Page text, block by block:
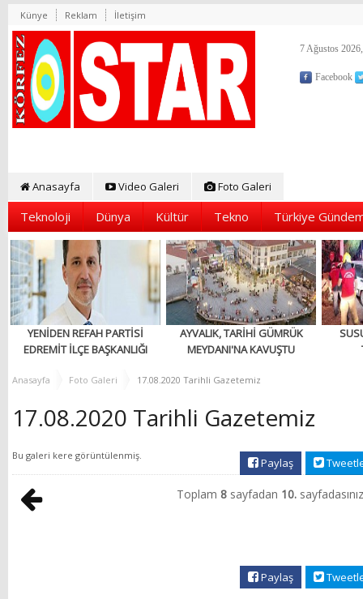
Künye Reklam İletişim
7 Ağustos
Facebook
Anasayfa Video Galeri Foto Galeri
Teknoloji Dünya Kültür Tekno Türkiye
YENİDEN REFAH PARTİSİ
EDREMİT İLÇE BAŞKANLIĞI
AÇILIYOR!
AYVALIK, TARİHİ GÜMRÜK
MEYDANI'NA KAVUŞTU
Anasayfa Foto Galeri 17.08.2020 Tarihli Gazetemiz
17.08.2020 Tarihli Gazetemiz
Bu galeri kere görüntülenmiş.
Paylaş
Toplam 8 sayfadan 10.
Paylaş